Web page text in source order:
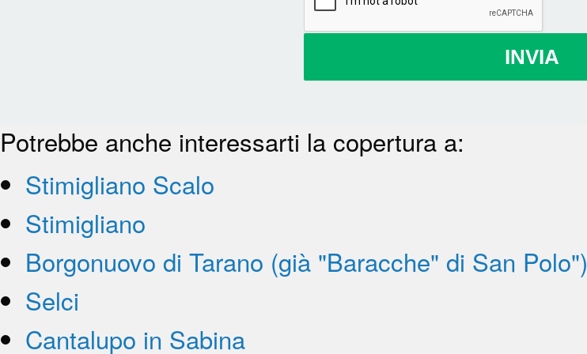
INVIA
Potrebbe anche interessarti la copertura a:
Stimigliano Scalo
Stimigliano
Borgonuovo di Tarano (già "Baracche" di San Polo")
Selci
Cantalupo in Sabina